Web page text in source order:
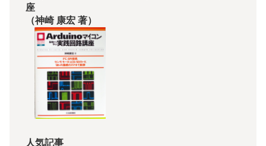
座
（神崎 康宏 著）
人気記事